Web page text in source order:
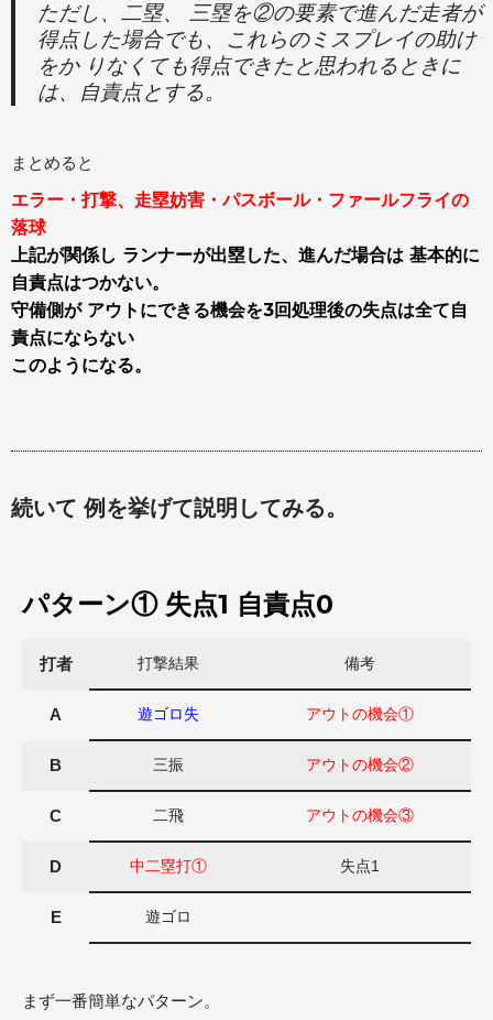
ただし、二塁、 三塁を②の要素で進んだ走者が
得点した場合でも、これらのミスプレイの助け
をか りなくても得点できたと思われるときに
は、自責点とする。
まとめると
エラー・打撃、走塁妨害・パスボール・ファールフライの
落球
上記が関係し ランナーが出塁した、進んだ場合は 基本的に
自責点はつかない。
守備側が アウトにできる機会を3回処理後の失点は全て自
責点にならない
このようになる。
続いて 例を挙げて説明してみる。
パターン① 失点1 自責点0
打者 打撃結果 備考
A 遊ゴロ失 アウトの機会①
B 三振 アウトの機会②
C 二飛 アウトの機会③
D 中二塁打① 失点1
E 遊ゴロ
まず一番簡単なパターン。